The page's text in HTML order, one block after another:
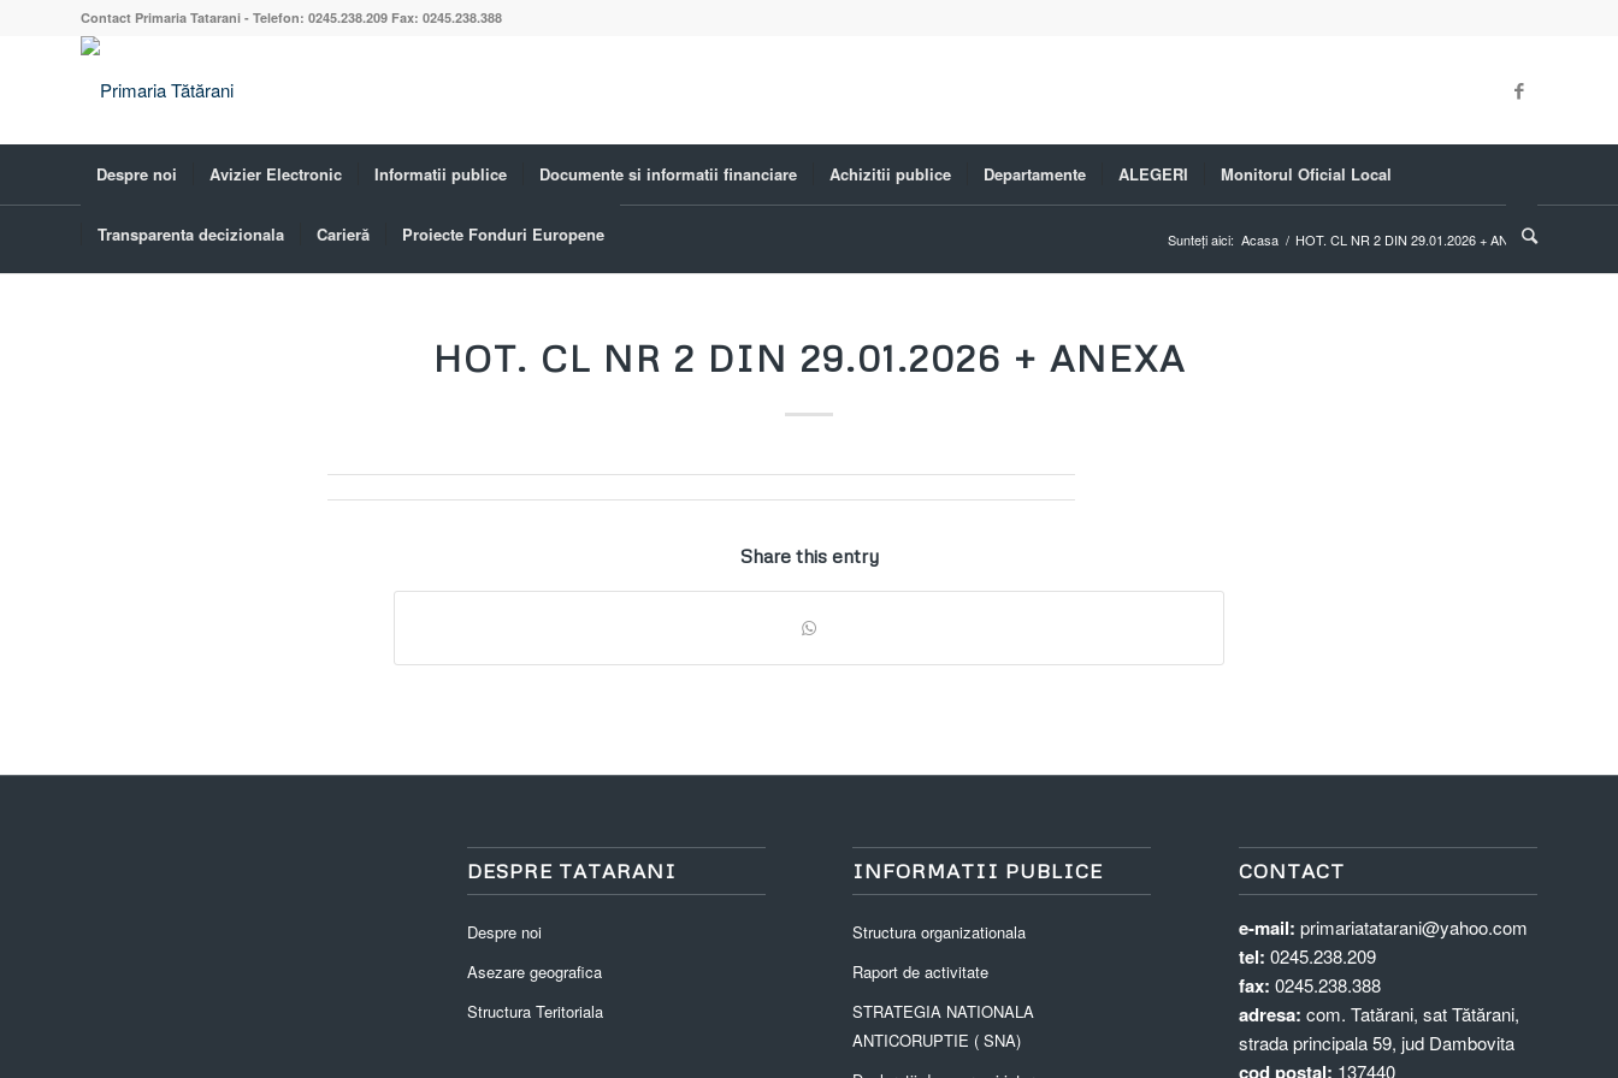
Contact Primaria Tatarani - Telefon: 0245.238.209 Fax: 0245.238.388
Despre noi Avizier Electronic Informatii publice Documente si informatii financiare Achizitii publice Departamente ALEGERI Monitorul Oficial Local
Transparenta decizionala Carieră Proiecte Fonduri Europene
Blog - Ultimele știri Sunteți aici: Acasa / HOT. CL NR 2 DIN 29.01.2026 + ANEXA
HOT. CL NR 2 DIN 29.01.2026 + ANEXA
Share this entry
DESPRE TATARANI
Despre noi
Asezare geografica
Structura Teritoriala
INFORMATII PUBLICE
Structura organizationala
Raport de activitate
STRATEGIA NATIONALA
ANTICORUPTIE ( SNA)
CONTACT
e-mail: primariatatarani@yahoo.com
tel: 0245.238.209
fax: 0245.238.388
adresa: com. Tatărani, sat Tătărani,
strada principala 59, jud Dambovita
cod postal: 137440